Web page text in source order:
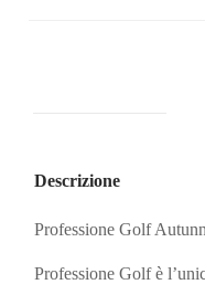
Descrizione
Professione Golf
Professione Golf è